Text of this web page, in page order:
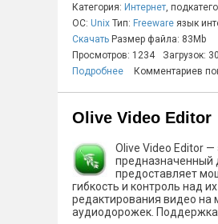
Категория: Интернет,
ОС: Unix Тип: Freeware язык
Скачать Размер файла: 83Mb
Просмотров: 1234
Загрузок: 30
Подробнее
Комментариев
Olive Video Editor
Olive Video Editor
предназначенный
предоставляет
гибкость и контроль над
редактирования видео
аудиодорожек. Поддержка